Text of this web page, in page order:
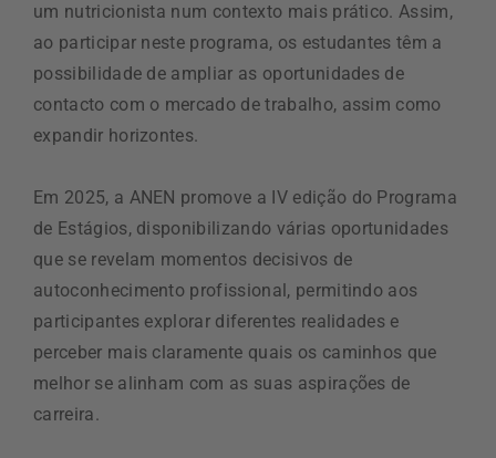
um nutricionista num contexto mais prático. Assim,
ao participar neste programa, os estudantes têm a
possibilidade de ampliar as oportunidades de
contacto com o mercado de trabalho, assim como
expandir horizontes.
Em 2025, a ANEN promove a IV edição do Programa
de Estágios, disponibilizando várias oportunidades
que se revelam momentos decisivos de
autoconhecimento profissional, permitindo aos
participantes explorar diferentes realidades e
perceber mais claramente quais os caminhos que
melhor se alinham com as suas aspirações de
carreira.